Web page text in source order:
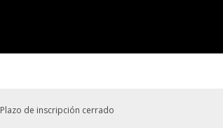
Plazo de inscripción cerrado